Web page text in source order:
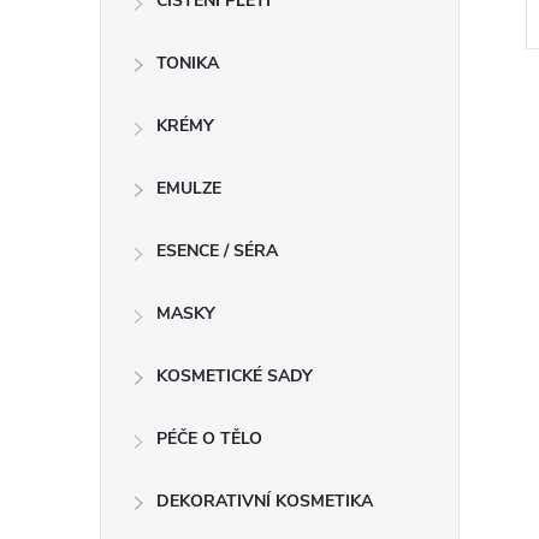
TONIKA
KRÉMY
EMULZE
ESENCE / SÉRA
MASKY
KOSMETICKÉ SADY
PÉČE O TĚLO
DEKORATIVNÍ KOSMETIKA